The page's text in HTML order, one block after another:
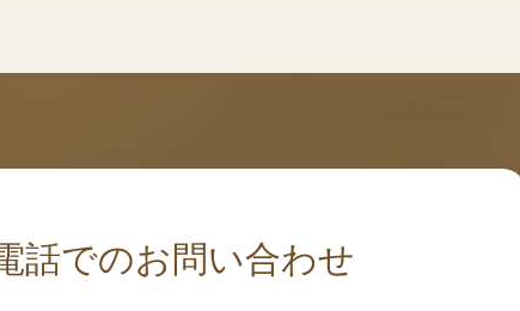
話でのお問い合わせ